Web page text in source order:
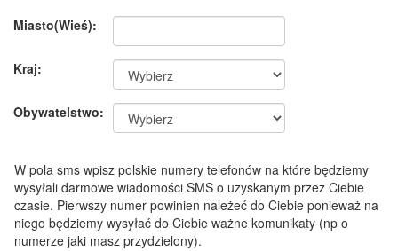
Miasto(Wieś):
Kraj:
Obywatelstwo:
W pola sms wpisz polskie numery telefonów na które będziemy
wysyłali darmowe wiadomości SMS o uzyskanym przez Ciebie
czasie. Pierwszy numer powinien należeć do Ciebie ponieważ na
niego będziemy wysyłać do Ciebie ważne komunikaty (np o
numerze jaki masz przydzielony).